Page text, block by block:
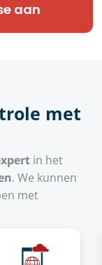
aan
met
in het
. We kunnen
met